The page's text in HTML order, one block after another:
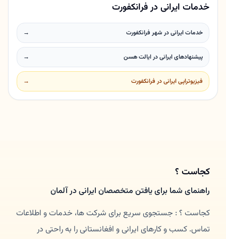
خدمات ایرانی در فرانکفورت
خدمات ایرانی در شهر فرانکفورت →
پیشنهادهای ایرانی در ایالت هسن →
فیزیوتراپی ایرانی در فرانکفورت →
کجاست ؟
راهنمای شما برای یافتن متخصصان ایرانی در آلمان
کجاست ؟ : جستجوی سریع برای شرکت ها، خدمات و اطلاعات
تماس. کسب و کارهای ایرانی و افغانستانی را به راحتی در